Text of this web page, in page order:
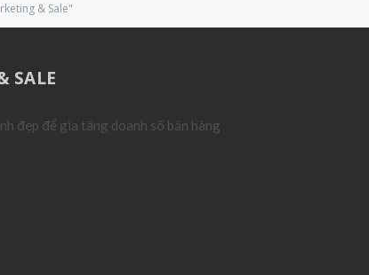
& Sale"
SALE
đẹp để gia tăng doanh số bán hàng